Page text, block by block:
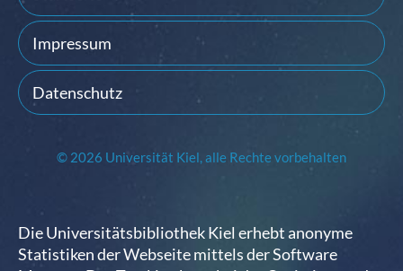
Impressum
Datenschutz
© 2026 Universität Kiel, alle Rechte vorbehalten
Die Universitätsbibliothek Kiel erhebt anonyme
Statistiken der Webseite mittels der Software